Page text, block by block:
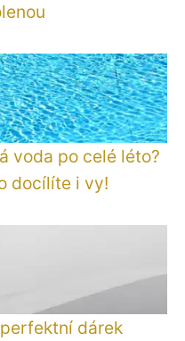
voda po celé léto?
docílíte i vy!
dárek